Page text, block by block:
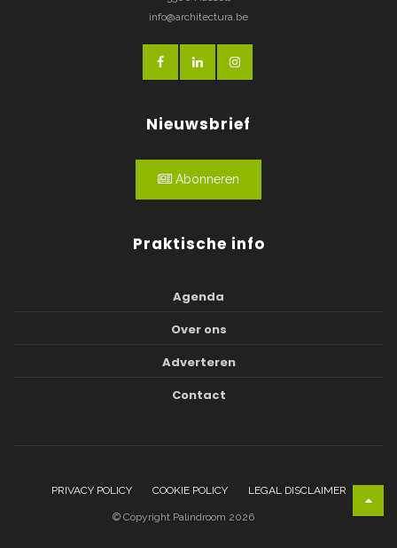
info@architectura.be
Nieuwsbrief
Abonneren
Praktische info
Agenda
Over ons
Adverteren
Contact
PRIVACY POLICY COOKIE POLICY LEGAL DISCLAIMER
© Copyright Palindroom 2026